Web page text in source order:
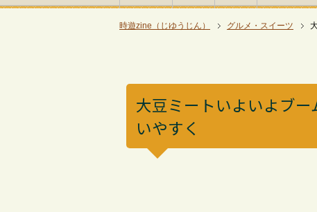
時遊zine（じゆうじん） グルメ・スイーツ
大豆ミートいよいよブ
いやすく